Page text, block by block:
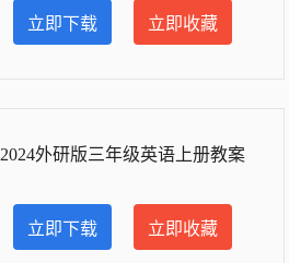
立即下载 立即收藏
2024外研版三年级英语上册教案
立即下载 立即收藏